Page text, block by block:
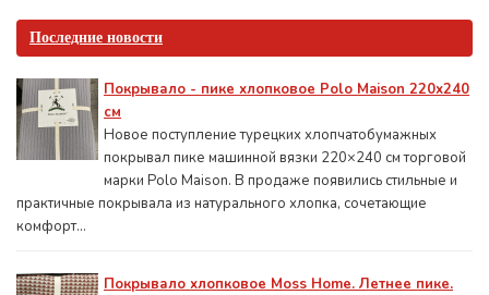
Последние новости
Покрывало - пике хлопковое Polo Maison 220х240
см
Новое поступление турецких хлопчатобумажных
покрывал пике машинной вязки 220×240 см торговой
марки Polo Maison. В продаже появились стильные и
практичные покрывала из натурального хлопка, сочетающие
комфорт...
Покрывало хлопковое Moss Home. Летнее пике.